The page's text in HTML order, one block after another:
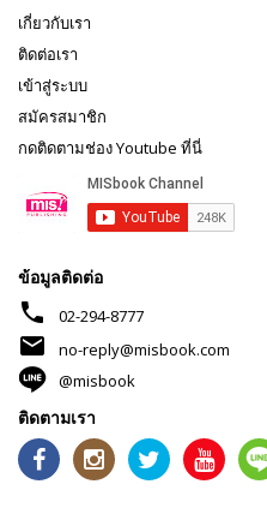
เกี่ยวกับเรา
ติดต่อเรา
เข้าสู่ระบบ
สมัครสมาชิก
กดติดตามช่อง Youtube ที่นี่
ข้อมูลติดต่อ
phone 02-294-8777
mail
no-reply@misbook.com
@misbook
ติดตามเรา